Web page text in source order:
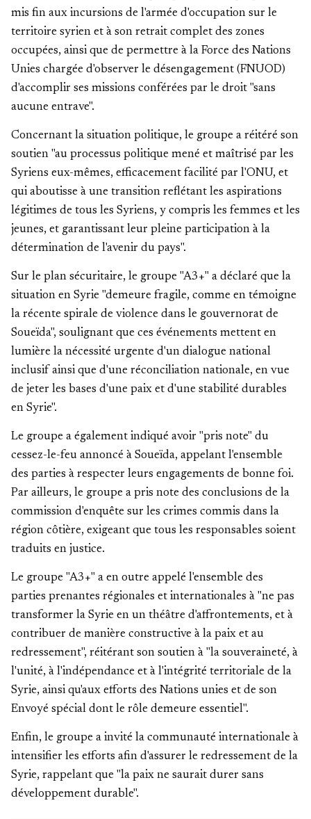
mis fin aux incursions de l'armée d'occupation sur le
territoire syrien et à son retrait complet des zones
occupées, ainsi que de permettre à la Force des Nations
Unies chargée d'observer le désengagement (FNUOD)
d'accomplir ses missions conférées par le droit "sans
aucune entrave".
Concernant la situation politique, le groupe a réitéré son
soutien "au processus politique mené et maîtrisé par les
Syriens eux-mêmes, efficacement facilité par l'ONU, et
qui aboutisse à une transition reflétant les aspirations
légitimes de tous les Syriens, y compris les femmes et les
jeunes, et garantissant leur pleine participation à la
détermination de l'avenir du pays".
Sur le plan sécuritaire, le groupe "A3+" a déclaré que la
situation en Syrie "demeure fragile, comme en témoigne
la récente spirale de violence dans le gouvernorat de
Soueïda", soulignant que ces événements mettent en
lumière la nécessité urgente d'un dialogue national
inclusif ainsi que d'une réconciliation nationale, en vue
de jeter les bases d'une paix et d'une stabilité durables
en Syrie".
Le groupe a également indiqué avoir "pris note" du
cessez-le-feu annoncé à Soueïda, appelant l'ensemble
des parties à respecter leurs engagements de bonne foi.
Par ailleurs, le groupe a pris note des conclusions de la
commission d'enquête sur les crimes commis dans la
région côtière, exigeant que tous les responsables soient
traduits en justice.
Le groupe "A3+" a en outre appelé l'ensemble des
parties prenantes régionales et internationales à "ne pas
transformer la Syrie en un théâtre d'affrontements, et à
contribuer de manière constructive à la paix et au
redressement", réitérant son soutien à "la souveraineté, à
l'unité, à l'indépendance et à l'intégrité territoriale de la
Syrie, ainsi qu'aux efforts des Nations unies et de son
Envoyé spécial dont le rôle demeure essentiel".
Enfin, le groupe a invité la communauté internationale à
intensifier les efforts afin d'assurer le redressement de la
Syrie, rappelant que "la paix ne saurait durer sans
développement durable".